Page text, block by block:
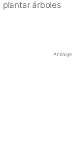
árboles
Anzeige